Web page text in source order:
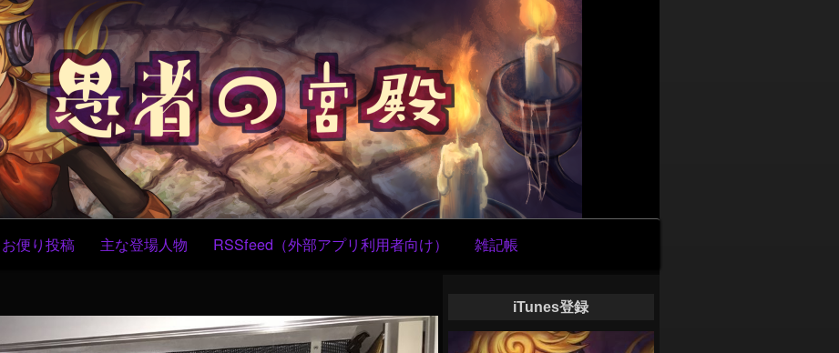
ン
テ
ン
ツ
へ
ス
キ
ッ
プ
お便り投稿 主な登場人物 RSSfeed（外部アプリ利用者向け） 雑記帳
iTunes登録